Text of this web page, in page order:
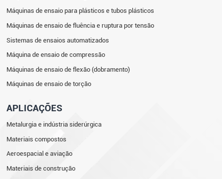
Máquinas de ensaio para plásticos e tubos plásticos
Máquinas de ensaio de fluência e ruptura por tensão
Sistemas de ensaios automatizados
Máquina de ensaio de compressão
Máquinas de ensaio de flexão (dobramento)
Máquinas de ensaio de torção
APLICAÇÕES
Metalurgia e indústria siderúrgica
Materiais compostos
Aeroespacial e aviação
Materiais de construção